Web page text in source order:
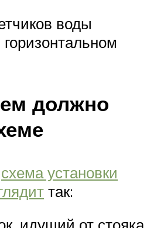
воды
должно
схема установки
так: